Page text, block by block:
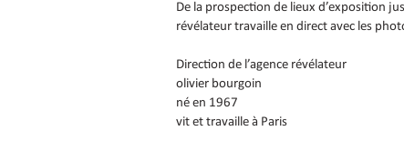
De la prospection de lieux d’exposition
révélateur travaille en direct avec les
Direction de l’agence révélateur
olivier bourgoin
né en 1967
vit et travaille à Paris